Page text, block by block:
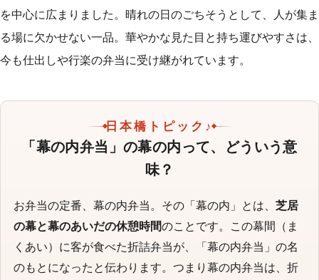
を中心に広まりました。晴れの日のごちそうとして、人が集ま
る場に欠かせない一品。華やかな見た目と持ち運びやすさは、
今も仕出しや行楽の弁当に受け継がれています。
日本橋トピック♪
「幕の内弁当」の幕の内って、どういう意
味？
お弁当の定番、幕の内弁当。その「幕の内」とは、芝居
の幕と幕のあいだの休憩時間のことです。この幕間（ま
くあい）に客が食べた折詰弁当が、「幕の内弁当」の名
のもとになったと伝わります。つまり幕の内弁当は、折